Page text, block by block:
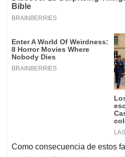
Como consecuencia de estos